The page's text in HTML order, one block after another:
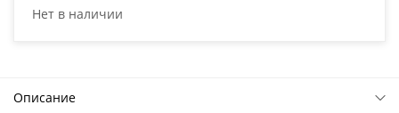
Нет в наличии
Описание